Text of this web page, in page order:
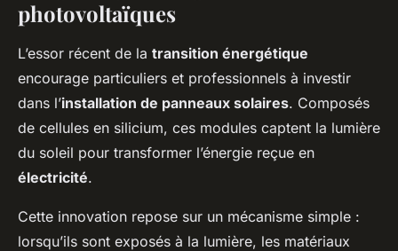
photovoltaïques
L’essor récent de la transition énergétique
encourage particuliers et professionnels à investir
dans l’installation de panneaux solaires. Composés
de cellules en silicium, ces modules captent la lumière
du soleil pour transformer l’énergie reçue en
électricité.
Cette innovation repose sur un mécanisme simple :
lorsqu’ils sont exposés à la lumière, les matériaux